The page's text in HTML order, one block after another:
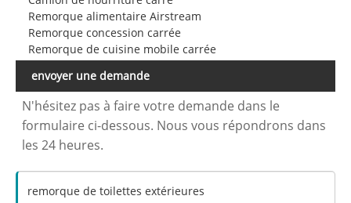
Remorque alimentaire Airstream
Remorque concession carrée
Remorque de cuisine mobile carrée
envoyer une demande
N'hésitez pas à faire votre demande dans le
formulaire ci-dessous. Nous vous répondrons dans
les 24 heures.